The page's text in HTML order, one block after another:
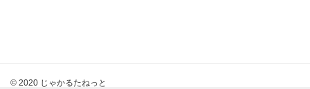
© 2020 じゃかるたねっと